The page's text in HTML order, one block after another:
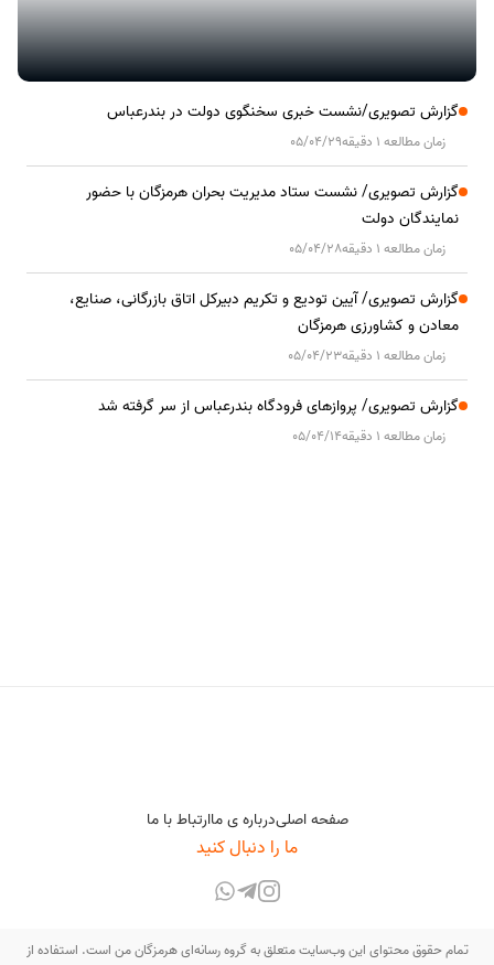
گزارش تصویری/نشست خبری سخنگوی دولت در بندرعباس
زمان مطالعه 1 دقیقه 05/04/29
گزارش تصویری/ نشست ستاد مدیریت بحران هرمزگان با حضور
نمایندگان دولت
زمان مطالعه 1 دقیقه 05/04/28
گزارش تصویری/ آیین تودیع و تکریم دبیرکل اتاق بازرگانی، صنایع،
معادن و کشاورزی هرمزگان
زمان مطالعه 1 دقیقه 05/04/23
گزارش تصویری/ پروازهای فرودگاه بندرعباس از سر گرفته شد
زمان مطالعه 1 دقیقه 05/04/14
صفحه اصلیدرباره ی ماارتباط با ما
ما را دنبال کنید
تمام حقوق محتوای این وب‌سایت متعلق به گروه رسانه‌ای هرمزگان من است. استفاده از